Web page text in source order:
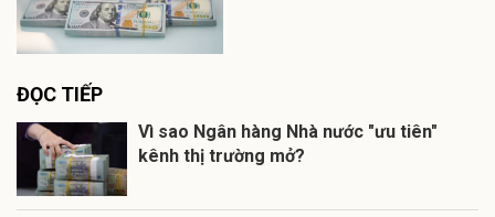
ĐỌC TIẾP
Vì sao Ngân hàng Nhà nước "ưu tiên"
kênh thị trường mở?